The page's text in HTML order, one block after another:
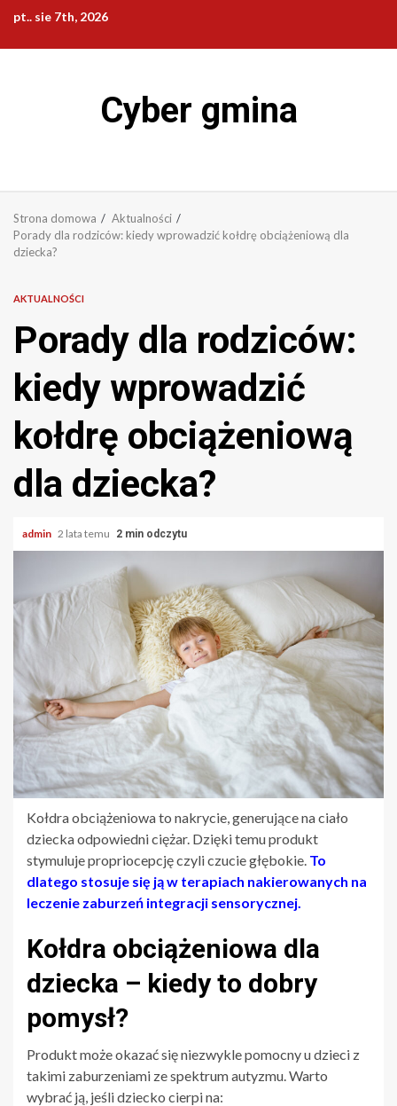
Przejdź
treści
pt.. sie 7th, 2026
Cyber gmina
Strona domowa
Aktualności
Porady dla rodziców: kiedy wprowadzić kołdrę obciążeniową dla
dziecka?
AKTUALNOŚCI
Porady dla rodziców:
kiedy wprowadzić
kołdrę obciążeniową
dla dziecka?
admin 2 lata temu 2 min odczytu
Kołdra obciążeniowa to nakrycie, generujące na ciało
dziecka odpowiedni ciężar. Dzięki temu produkt
stymuluje propriocepcję czyli czucie głębokie. To
dlatego stosuje się ją w terapiach nakierowanych na
leczenie zaburzeń integracji sensorycznej.
Kołdra obciążeniowa dla
dziecka – kiedy to dobry
pomysł?
Produkt może okazać się niezwykle pomocny u dzieci z
takimi zaburzeniami ze spektrum autyzmu. Warto
wybrać ją, jeśli dziecko cierpi na: